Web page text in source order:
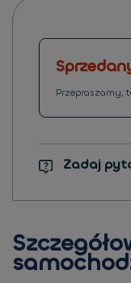
Przepraszamy,
Zadaj